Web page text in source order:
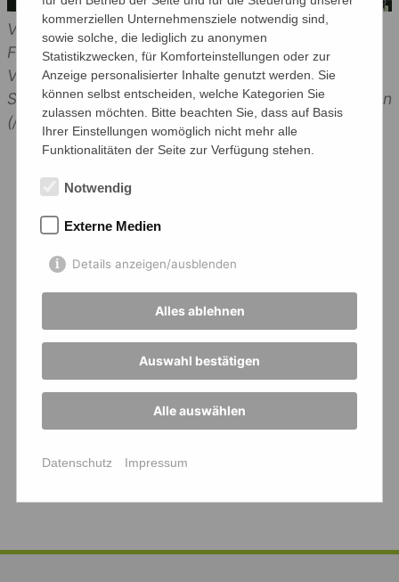
Von links nach rechts: Samir Chami (7b), Tomas
Furmonauicius (7b), Ahmed Abou Moulig (5c),
Valentin Jaros (5c), Lukas Angermeyer (7c), Felix
Sußner (5c), Inho Sußner (3b), Maximilian Bergmann
(/) und Finn Angemeyer (7e)
kommerziellen Unternehmensziele notwendig sind,
sowie solche, die lediglich zu anonymen
Statistikzwecken, für Komforteinstellungen oder zur
Anzeige personalisierter Inhalte genutzt werden. Sie
können selbst entscheiden, welche Kategorien Sie
zulassen möchten. Bitte beachten Sie, dass auf Basis
Ihrer Einstellungen womöglich nicht mehr alle
Funktionalitäten der Seite zur Verfügung stehen.
Notwendig
Externe Medien
Details anzeigen/ausblenden
Alles ablehnen
Auswahl bestätigen
Alle auswählen
Datenschutz Impressum